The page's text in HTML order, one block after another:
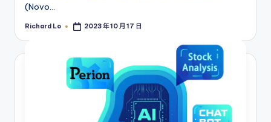
(Novo…
Posted
Richard Lo 2023 年 10 月 17 日